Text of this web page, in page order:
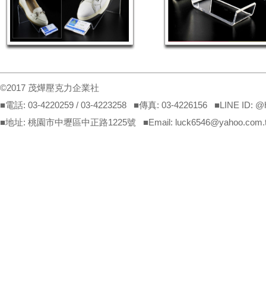
©2017 茂燁壓克力企業社
■電話: 03-4220259 / 03-4223258 ■傳真: 03-4226156 ■LINE ID:
■地址: 桃園市中壢區中正路1225號 ■Email: